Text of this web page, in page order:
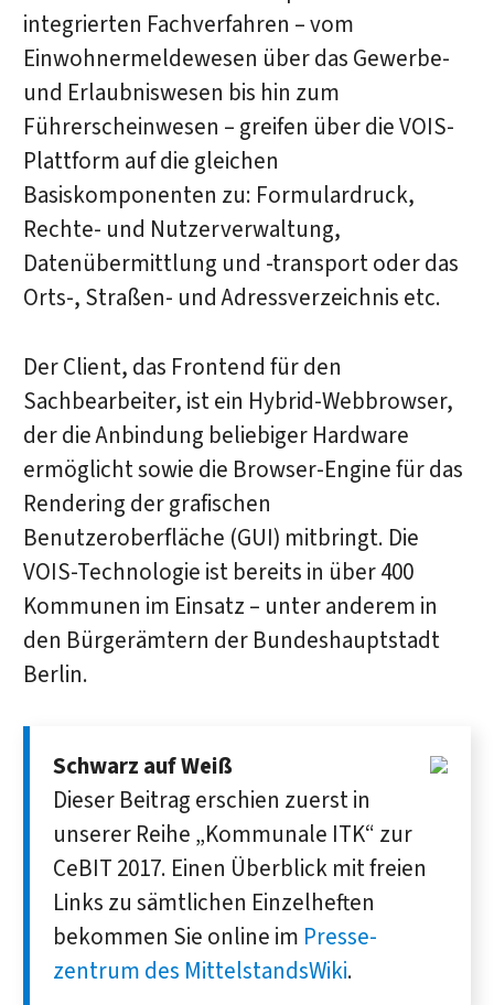
integrierten Fachverfahren – vom
Einwohnermeldewesen über das Gewerbe-
und Erlaubniswesen bis hin zum
Führerscheinwesen – greifen über die VOIS-
Plattform auf die gleichen
Basiskomponenten zu: Formulardruck,
Rechte- und Nutzerverwaltung,
Datenübermittlung und -transport oder das
Orts-, Straßen- und Adressverzeichnis etc.
Der Client, das Frontend für den
Sachbearbeiter, ist ein Hybrid-Webbrowser,
der die Anbindung beliebiger Hardware
ermöglicht sowie die Browser-Engine für das
Rendering der grafischen
Benutzeroberfläche (GUI) mitbringt. Die
VOIS-Technologie ist bereits in über 400
Kommunen im Einsatz – unter anderem in
den Bürgerämtern der Bundeshauptstadt
Berlin.
Schwarz auf Weiß
Dieser Bei­trag erschien zuerst in
unserer Reihe „Kommunale ITK“ zur
CeBIT 2017. Einen Über­blick mit freien
Links zu sämt­lichen Einzel­heften
bekommen Sie online im Presse­
zentrum des MittelstandsWiki.